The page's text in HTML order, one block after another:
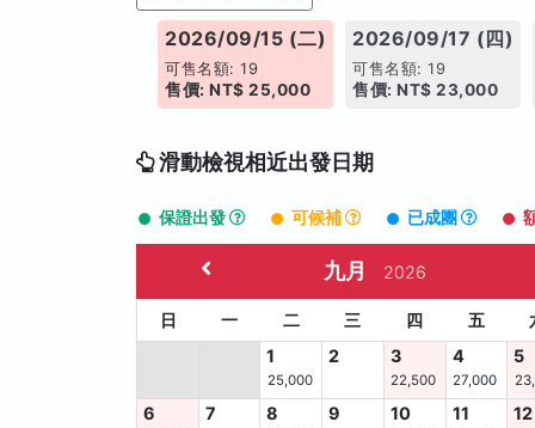
2026/09/15 (二)
可售名額: 19
售價: NT$ 25,000
2026/09/17 (四)
可售名額: 19
售價: NT$ 23,000
滑動檢視相近出發日期
保證出發 可候補 已成團
九月 2026
日 一 二 三 四 五
1
25,000
2 3
22,500
4
27,000
5
6 7 8 9 10 11 12